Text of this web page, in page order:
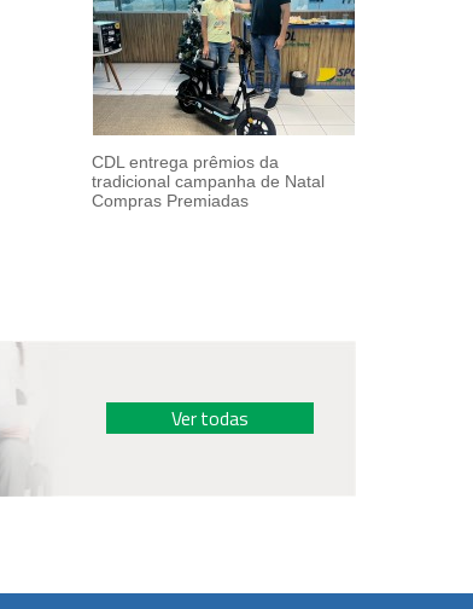
CDL entrega prêmios da
tradicional campanha de Natal
Compras Premiadas
Ver todas